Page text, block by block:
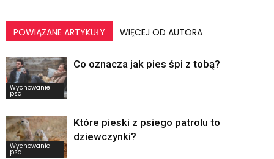
POWIĄZANE ARTYKUŁY WIĘCEJ OD AUTORA
Wychowanie
psa
Co oznacza jak pies śpi z tobą?
Wychowanie
psa
Które pieski z psiego patrolu to
dziewczynki?